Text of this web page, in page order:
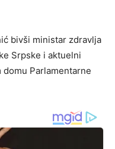
bivši ministar zdravlja
Srpske i aktuelni
Parlamentarne